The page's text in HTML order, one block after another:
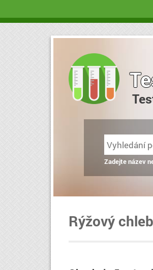
Zadejte název
Rýžový